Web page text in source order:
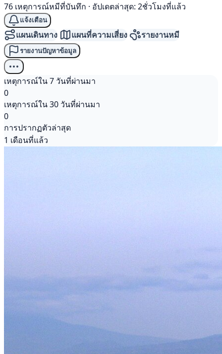
76 เหตุการณ์หมีที่บันทึก · อัปเดตล่าสุด: 2ชั่วโมงที่แล้ว
แจ้งเตือน
แผนเดินทาง แผนที่ความเสี่ยง รายงานหมี
รายงานปัญหาข้อมูล
เหตุการณ์ใน 7 วันที่ผ่านมา
0
เหตุการณ์ใน 30 วันที่ผ่านมา
0
การปรากฏตัวล่าสุด
1 เดือนที่แล้ว